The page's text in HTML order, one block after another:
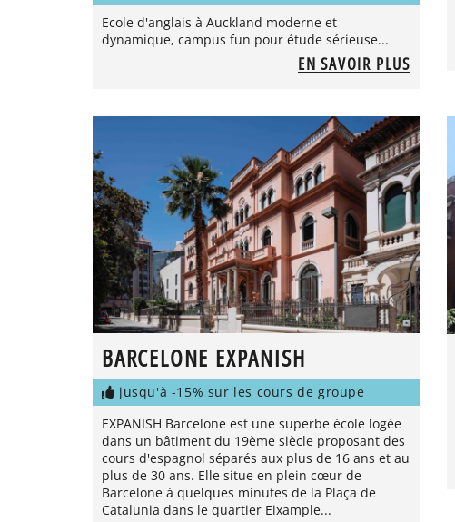
Ecole d'anglais à Auckland moderne et
dynamique, campus fun pour étude sérieuse...
EN SAVOIR PLUS
BARCELONE EXPANISH
jusqu'à -15% sur les cours de groupe
EXPANISH Barcelone est une superbe école logée
dans un bâtiment du 19ème siècle proposant des
cours d'espagnol séparés aux plus de 16 ans et au
plus de 30 ans. Elle situe en plein cœur de
Barcelone à quelques minutes de la Plaça de
Catalunia dans le quartier Eixample...